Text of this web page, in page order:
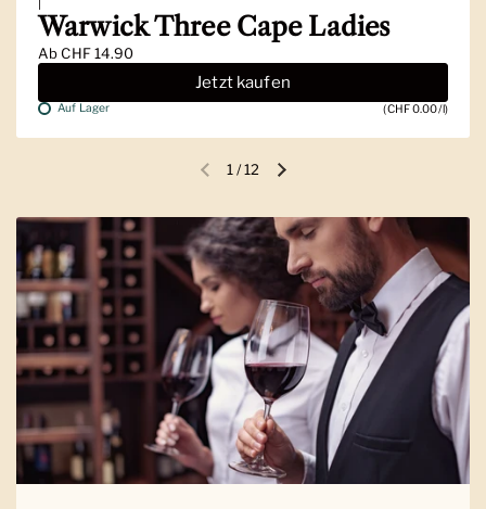
Warwick Three Cape Ladies
AbCHF 14.90
Jetzt kaufen
Auf Lager (CHF 0.00/l)
Vorherige FolieNächste Folie
1/12